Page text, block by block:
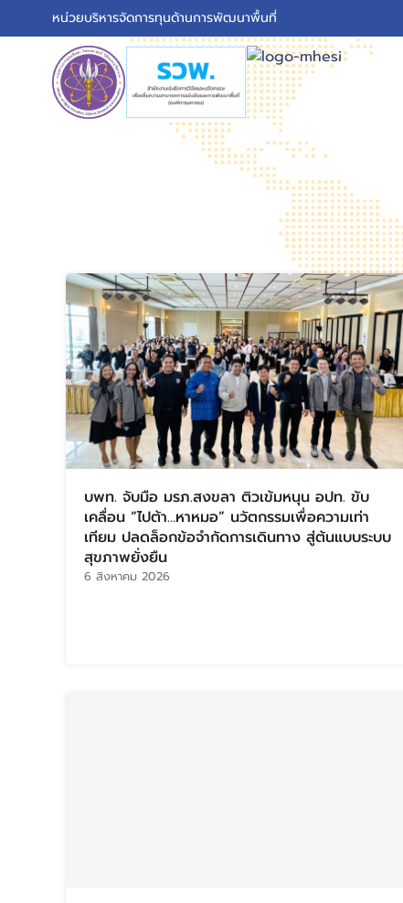
หน่วยบริหารจัดการทุนด้านการพัฒนาพื้นที่
บพท. จับมือ มรภ.สงขลา ติวเข้มหนุน อปท. ขับ
เคลื่อน “ไปต้า…หาหมอ” นวัตกรรมเพื่อความเท่า
เทียม ปลดล็อกข้อจำกัดการเดินทาง สู่ต้นแบบระบบ
สุขภาพยั่งยืน
6 สิงหาคม 2026